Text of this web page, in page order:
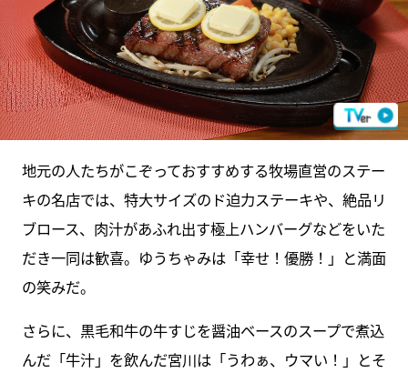
地元の人たちがこぞっておすすめする牧場直営のステー
キの名店では、特大サイズのド迫力ステーキや、絶品リ
ブロース、肉汁があふれ出す極上ハンバーグなどをいた
だき一同は歓喜。ゆうちゃみは「幸せ！優勝！」と満面
の笑みだ。
さらに、黒毛和牛の牛すじを醤油ベースのスープで煮込
んだ「牛汁」を飲んだ宮川は「うわぁ、ウマい！」とそ